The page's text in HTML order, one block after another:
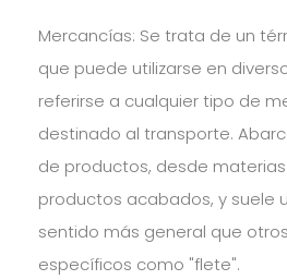
Mercancías: Se trata de un
que puede utilizarse en
referirse a cualquier tipo de
destinado al transporte.
de productos, desde
productos acabados, y suele
sentido más general que
específicos como "flete".